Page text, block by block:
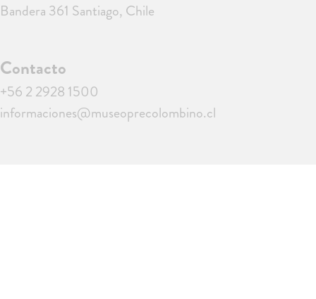
Bandera 361 Santiago, Chile
Contacto
+56 2 2928 1500
informaciones@museoprecolombino.cl